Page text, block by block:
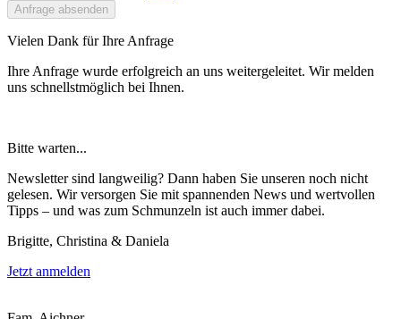
Anfrage absenden
Vielen Dank für Ihre Anfrage
Ihre Anfrage wurde erfolgreich an uns weitergeleitet. Wir melden
uns schnellstmöglich bei Ihnen.
Bitte warten...
Newsletter sind langweilig? Dann haben Sie unseren noch nicht
gelesen. Wir versorgen Sie mit spannenden News und wertvollen
Tipps – und was zum Schmunzeln ist auch immer dabei.
Brigitte, Christina & Daniela
Jetzt anmelden